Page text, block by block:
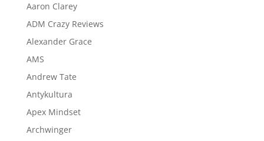
Aaron Clarey
ADM Crazy Reviews
Alexander Grace
AMS
Andrew Tate
Antykultura
Apex Mindset
Archwinger